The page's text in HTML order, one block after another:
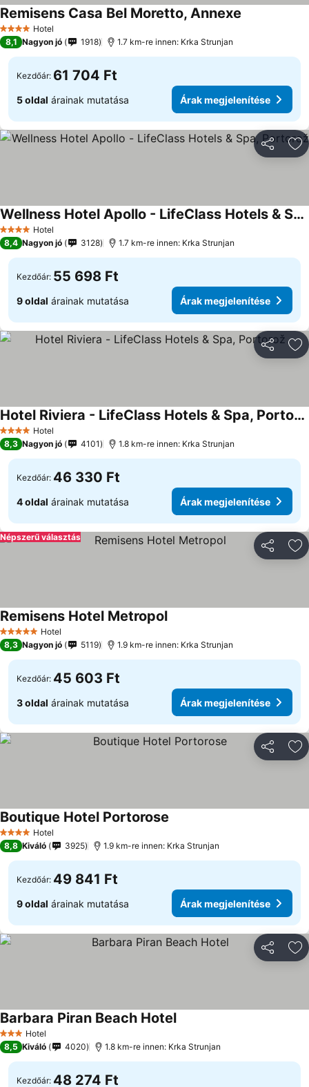
4 KategóriaHotel
Remisens Casa Bel Moretto, Annexe
8,1 Nagyon jó 1918 1.7 km-re innen: Krka Strunjan
Kezdőár: 61 704 Ft
5 oldal árainak mutatása Árak megjelenítése
4 KategóriaHotel
Wellness Hotel Apollo - LifeClass Hotels & Spa, Portorož
Árak megjelenítése
8,4 Nagyon jó 3128 1.7 km-re innen: Krka Strunjan
Kezdőár: 55 698 Ft
9 oldal árainak mutatása Árak megjelenítése
4 KategóriaHotel
Hotel Riviera - LifeClass Hotels & Spa, Portorož
Árak megjelenítése
8,3 Nagyon jó 4101 1.8 km-re innen: Krka Strunjan
Kezdőár: 46 330 Ft
4 oldal árainak mutatása Árak megjelenítése
Népszerű választás
5 KategóriaHotel
Remisens Hotel MetropolÁrak megjelenítése
8,3 Nagyon jó 5119 1.9 km-re innen: Krka Strunjan
Kezdőár: 45 603 Ft
3 oldal árainak mutatása Árak megjelenítése
4 KategóriaHotel
Boutique Hotel Portorose
8,8 Kiváló 3925 1.9 km-re innen: Krka Strunjan
Kezdőár: 49 841 Ft
9 oldal árainak mutatása Árak megjelenítése
3 Kategória
Hotel
Barbara Piran Beach HotelÁrak megjelenítése
8,5 Kiváló 4020 1.8 km-re innen: Krka Strunjan
Kezdőár: 48 274 Ft